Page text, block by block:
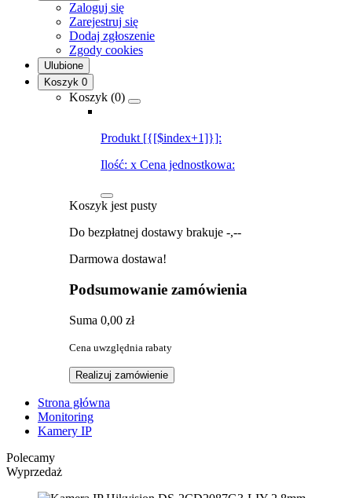
Zaloguj się
Zarejestruj się
Dodaj zgłoszenie
Zgody cookies
Ulubione
Koszyk 0
Koszyk (0)
Produkt [{[$index+1]}]:
Ilość: x Cena jednostkowa:
Koszyk jest pusty
Do bezpłatnej dostawy brakuje -,--
Darmowa dostawa!
Podsumowanie zamówienia
Suma 0,00 zł
Cena uwzględnia rabaty
Realizuj zamówienie
Strona główna
Monitoring
Kamery IP
Polecamy
Wyprzedaż